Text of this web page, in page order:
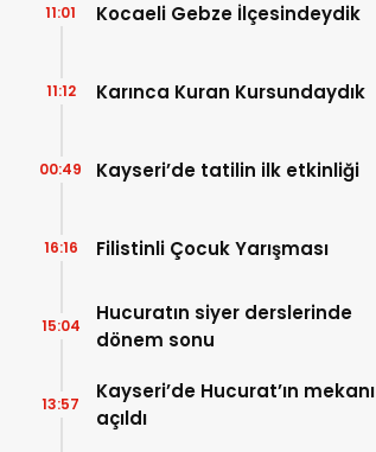
Kocaeli Gebze İlçesindeydik
11:01
Karınca Kuran Kursundaydık
11:12
Kayseri’de tatilin ilk etkinliği
00:49
Filistinli Çocuk Yarışması
16:16
Hucuratın siyer derslerinde
dönem sonu
15:04
Kayseri’de Hucurat’ın mekanı
açıldı
13:57